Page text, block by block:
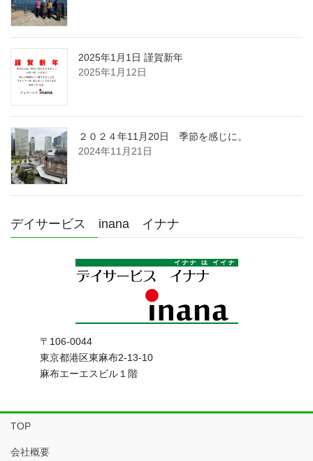
2025年1月1日 謹賀新年
2025年1月12日
２０２４年11月20日 季節を感じに。
2024年11月21日
デイサービス inana イナナ
〒106-0044
東京都港区東麻布2-13-10
麻布エーエスビル１階
TOP
会社概要